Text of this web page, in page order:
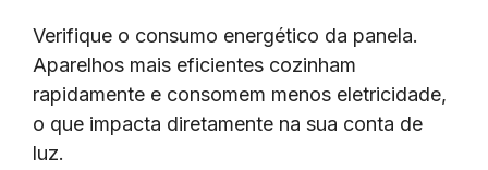
Verifique o consumo energético da panela.
Aparelhos mais eficientes cozinham
rapidamente e consomem menos eletricidade,
o que impacta diretamente na sua conta de
luz.